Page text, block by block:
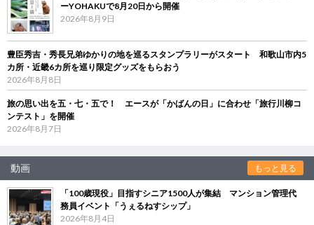
ーYOHAKUで8月20日から開催
2026年8月9日
豊臣秀吉・秀長兄弟ゆかりの地を巡るスタンプラリーがスタート 和歌山市内5
カ所・近畿6カ所を巡り限定グッズをもらおう
2026年8月8日
旅の思い出を五・七・五で！ エースが「かばんの日」に合わせ「旅行川柳コ
ンテスト」を開催
2026年8月7日
動画 もっと見る
「100歳現役」目指すシニア1500人が集結 マンション管理代
務員イベント「うぇるねすシップ」
2026年8月4日